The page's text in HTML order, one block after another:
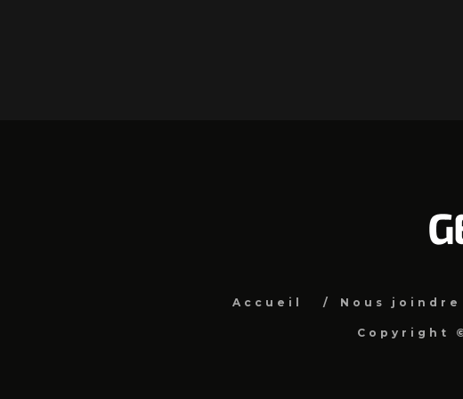
Accueil Nous joindre
Copyright